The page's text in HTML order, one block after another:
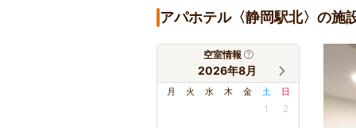
アパホテル〈静岡駅北〉の施
空室情報
2026年8月
月 火 水 木 金 土 日
1 2